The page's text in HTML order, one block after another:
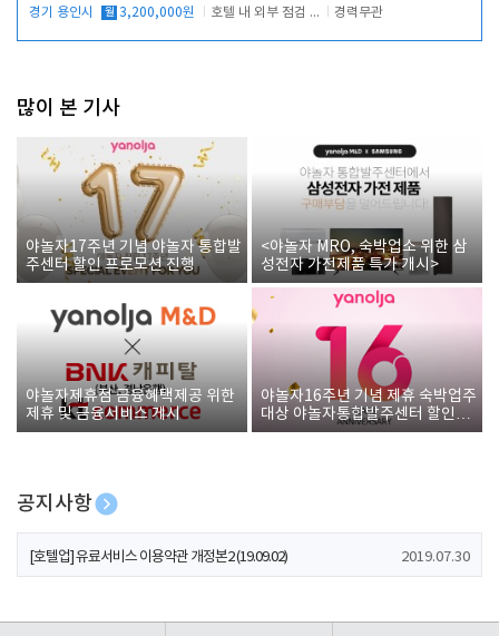
경기 용인시 월 3,200,000원 호텔 내 외부 점검 및 프런트 운영 경력무관
많이 본 기사
야놀자17주년 기념 야놀자 통합발
주센터 할인 프로모션 진행
<야놀자 MRO, 숙박업소 위한 삼
성전자 가전제품 특가 개시>
야놀자제휴점 금융혜택제공 위한
제휴 및 금융서비스 게시
야놀자16주년 기념 제휴 숙박업주
대상 야놀자통합발주센터 할인쿠
폰 증정
공지사항
[호텔업] 개인정보 처리방침 개정본1 (19.09.02)
[호텔업] 유료서비스 이용약관 개정본2 (19.09.02) 2019.07.30